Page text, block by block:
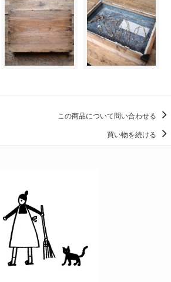
この商品について問い合わせる
買い物を続ける